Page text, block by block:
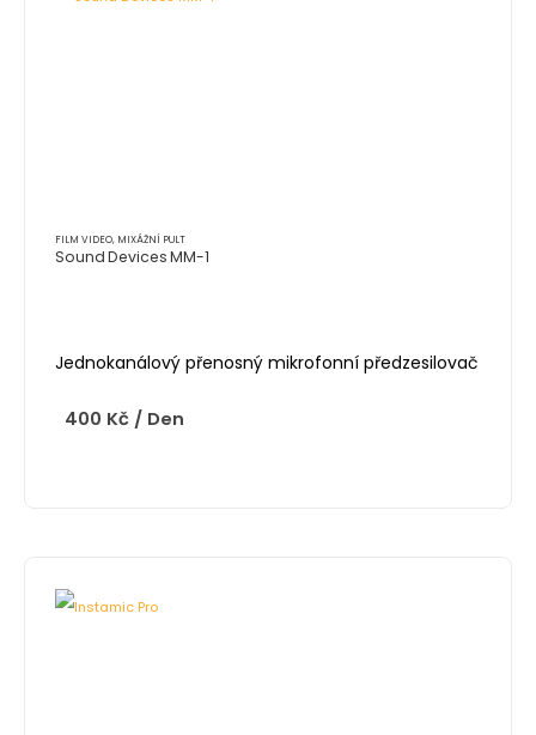
FILM VIDEO, MIXÁŽNÍ PULT
Sound Devices MM-1
Jednokanálový přenosný mikrofonní předzesilovač
400 Kč / Den